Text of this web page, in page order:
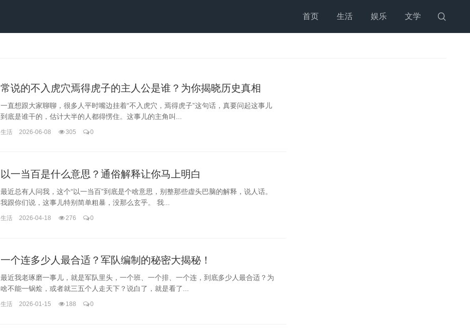

首页 生活 娱乐 文学
常说的不入虎穴焉得虎子的主人公是谁？为你揭晓历史真相
一直想跟大家聊聊，很多人平时嘴边挂着“不入虎穴，焉得虎子”这句话，真要问起这事儿
到底是谁干的，估计大半的人都得愣住。这事儿的主角叫...
生活 2026-06-08 305 0
以一当百是什么意思？通俗解释让你马上明白
最近总有人问我，这个“以一当百”到底是个啥意思，别整那些虚头巴脑的解释，说人话。
我跟你们说，这事儿特别简单粗暴，没那么玄乎。 我...
生活 2026-04-18 276 0
一个连多少人最合适？军队编制的秘密大揭秘！
最近我老琢磨一事儿，就是军队里头，一个班、一个排、一个连，到底多少人最合适？为
啥不能一锅烩，或者就三五个人走天下？说白了，就是看了...
生活 2026-01-15 188 0